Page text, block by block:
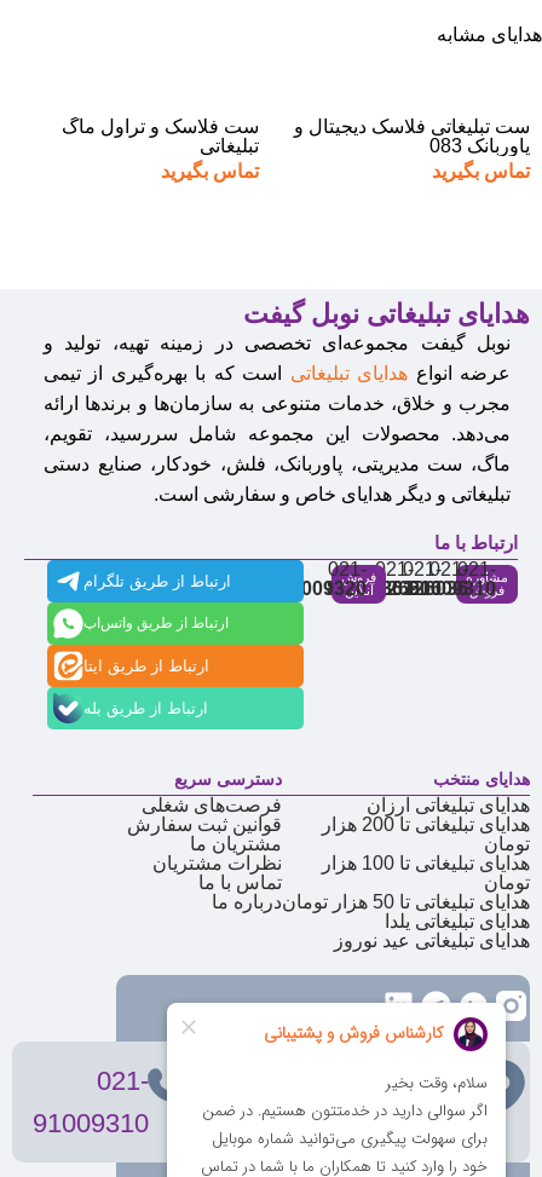
هدایای مشابه
ست تبلیغاتی فلاسک دیجیتال و
پاوربانک 083
تماس بگیرید
ست فلاسک و تراول ماگ
تبلیغاتی
تماس بگیرید
هدایای تبلیغاتی نوبل گیفت
نوبل گیفت مجموعه‌ای تخصصی در زمینه تهیه، تولید و
عرضه انواع هدایای تبلیغاتی است که با بهره‌گیری از تیمی
مجرب و خلاق، خدمات متنوعی به سازمان‌ها و برندها ارائه
می‌دهد. محصولات این مجموعه شامل سررسید، تقویم،
ماگ، ست مدیریتی، پاوربانک، فلش، خودکار، صنایع دستی
تبلیغاتی و دیگر هدایای خاص و سفارشی است.
ارتباط با ما
مشاوره
فروش
021-
91009310
021-
86126036
021-
86126506
021-
88537803
فروش
آنلاین
021-
91009320
ارتباط از طریق تلگرام
ارتباط از طریق واتس‌اپ
ارتباط از طریق ایتا
ارتباط از طریق بله
هدایای منتخب
هدایای تبلیغاتی ارزان
هدایای تبلیغاتی تا 200 هزار
تومان
هدایای تبلیغاتی تا 100 هزار
تومان
هدایای تبلیغاتی تا 50 هزار تومان
هدایای تبلیغاتی یلدا
هدایای تبلیغاتی عید نوروز
دسترسی سریع
فرصت‌های شغلی
قوانین ثبت سفارش
مشتریان ما
نظرات مشتریان
تماس با ما
درباره ما
تهران، ولیعصر، بالاتر از بهشتی،
بن‌بست پردیس، پلاک 12
021-
91009310